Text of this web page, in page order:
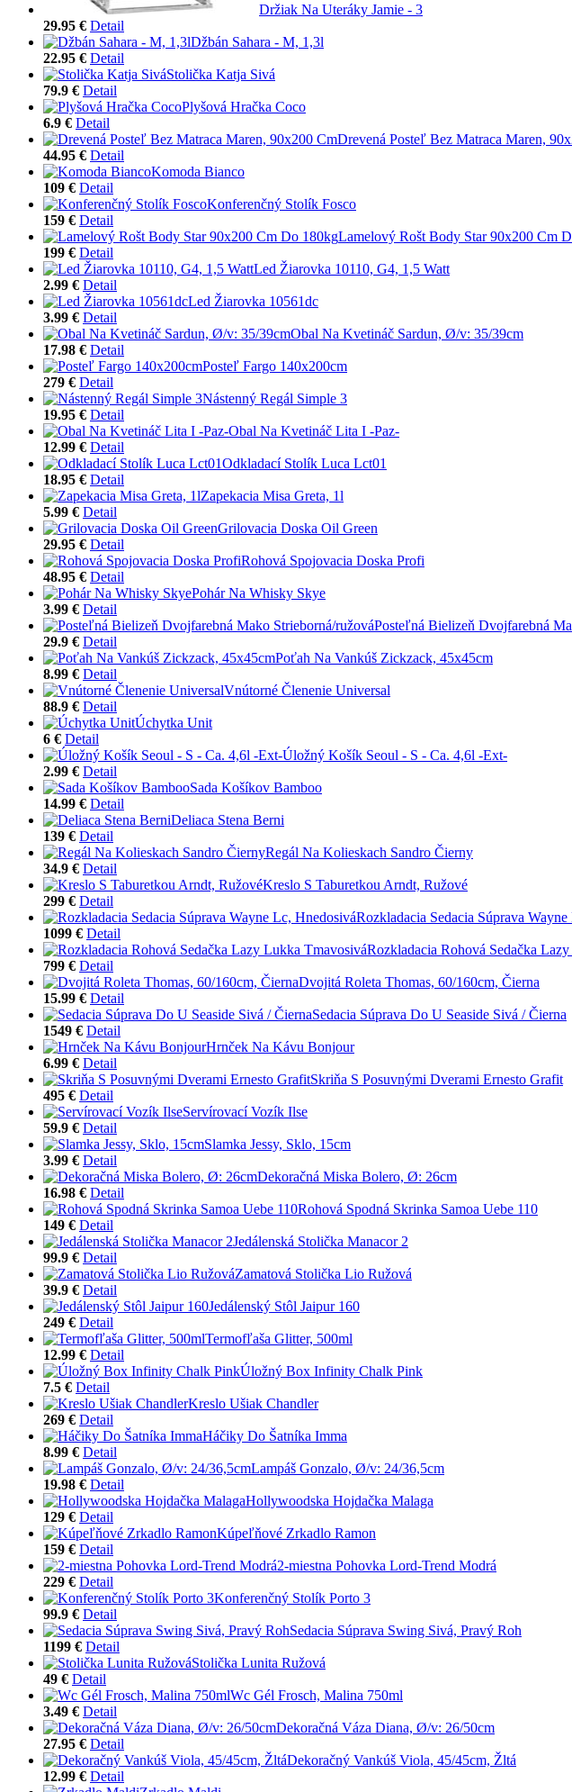
Držiak Na Uteráky Jamie - 3
29.95 € Detail
Džbán Sahara - M, 1,3l
22.95 € Detail
Stolička Katja Sivá
79.9 € Detail
Plyšová Hračka Coco
6.9 € Detail
Drevená Posteľ Bez Matraca Maren,
44.95 € Detail
Komoda Bianco
109 € Detail
Konferenčný Stolík Fosco
159 € Detail
Lamelový Rošt Body Star 90x200 Cm
199 € Detail
Led Žiarovka 10110, G4, 1,5 Watt
2.99 € Detail
Led Žiarovka 10561dc
3.99 € Detail
Obal Na Kvetináč Sardun, Ø/v: 35/39cm
17.98 € Detail
Posteľ Fargo 140x200cm
279 € Detail
Nástenný Regál Simple 3
19.95 € Detail
Obal Na Kvetináč Lita I -Paz-
12.99 € Detail
Odkladací Stolík Luca Lct01
18.95 € Detail
Zapekacia Misa Greta, 1l
5.99 € Detail
Grilovacia Doska Oil Green
29.95 € Detail
Rohová Spojovacia Doska Profi
48.95 € Detail
Pohár Na Whisky Skye
3.99 € Detail
Posteľná Bielizeň Dvojfarebná
29.9 € Detail
Poťah Na Vankúš Zickzack, 45x45cm
8.99 € Detail
Vnútorné Členenie Universal
88.9 € Detail
Úchytka Unit
6 € Detail
Úložný Košík Seoul - S - Ca. 4,6l -Ext-
2.99 € Detail
Sada Košíkov Bamboo
14.99 € Detail
Deliaca Stena Berni
139 € Detail
Regál Na Kolieskach Sandro Čierny
34.9 € Detail
Kreslo S Taburetkou Arndt, Ružové
299 € Detail
Rozkladacia Sedacia Súprava
1099 € Detail
Rozkladacia Rohová Sedačka
799 € Detail
Dvojitá Roleta Thomas, 60/160cm, Čierna
15.99 € Detail
Sedacia Súprava Do U Seaside Sivá / Čierna
1549 € Detail
Hrnček Na Kávu Bonjour
6.99 € Detail
Skriňa S Posuvnými Dverami Ernesto Grafit
495 € Detail
Servírovací Vozík Ilse
59.9 € Detail
Slamka Jessy, Sklo, 15cm
3.99 € Detail
Dekoračná Miska Bolero, Ø: 26cm
16.98 € Detail
Rohová Spodná Skrinka Samoa Uebe 110
149 € Detail
Jedálenská Stolička Manacor 2
99.9 € Detail
Zamatová Stolička Lio Ružová
39.9 € Detail
Jedálenský Stôl Jaipur 160
249 € Detail
Termofľaša Glitter, 500ml
12.99 € Detail
Úložný Box Infinity Chalk Pink
7.5 € Detail
Kreslo Ušiak Chandler
269 € Detail
Háčiky Do Šatníka Imma
8.99 € Detail
Lampáš Gonzalo, Ø/v: 24/36,5cm
19.98 € Detail
Hollywoodska Hojdačka Malaga
129 € Detail
Kúpeľňové Zrkadlo Ramon
159 € Detail
2-miestna Pohovka Lord-Trend Modrá
229 € Detail
Konferenčný Stolík Porto 3
99.9 € Detail
Sedacia Súprava Swing Sivá, Pravý Roh
1199 € Detail
Stolička Lunita Ružová
49 € Detail
Wc Gél Frosch, Malina 750ml
3.49 € Detail
Dekoračná Váza Diana, Ø/v: 26/50cm
27.95 € Detail
Dekoračný Vankúš Viola, 45/45cm, Žltá
12.99 € Detail